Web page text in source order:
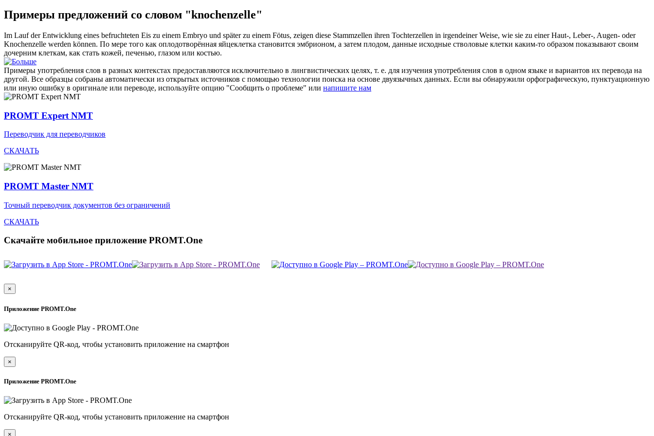
Примеры предложений со словом "knochenzelle"
Im Lauf der Entwicklung eines befruchteten Eis zu einem Embryo und später zu einem Fötus, zeigen diese Stammzellen ihren Tochterzellen in irgendeiner Weise, wie sie zu einer Haut-, Leber-, Augen- oder
Knochenzelle werden können. По мере того как оплодотворённая яйцеклетка становится эмбрионом, а затем плодом, данные исходные стволовые клетки каким-то образом показывают своим
дочерним клеткам, как стать кожей, печенью, глазом или костью.
Примеры употребления слов в разных контекстах предоставляются исключительно в лингвистических целях, т. е. для изучения употребления слов в одном языке и вариантов их перевода на
другой. Все образцы собраны автоматически из открытых источников с помощью технологии поиска на основе двуязычных данных. Если вы обнаружили орфографическую, пунктуационную
или иную ошибку в оригинале или переводе, используйте опцию "Сообщить о проблеме" или напишите нам
PROMT Expert NMT
Переводчик для переводчиков
СКАЧАТЬ
PROMT Master NMT
Точный переводчик документов без ограничений
СКАЧАТЬ
Скачайте мобильное приложение PROMT.One
×
Приложение PROMT.One
Отсканируйте QR-код, чтобы установить приложение на смартфон
×
Приложение PROMT.One
Отсканируйте QR-код, чтобы установить приложение на смартфон
×